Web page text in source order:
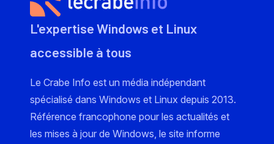
L'expertise Windows et Linux
accessible à tous
Le Crabe Info est un média indépendant
spécialisé dans Windows et Linux depuis 2013.
Référence francophone pour les actualités et
les mises à jour de Windows, le site informe